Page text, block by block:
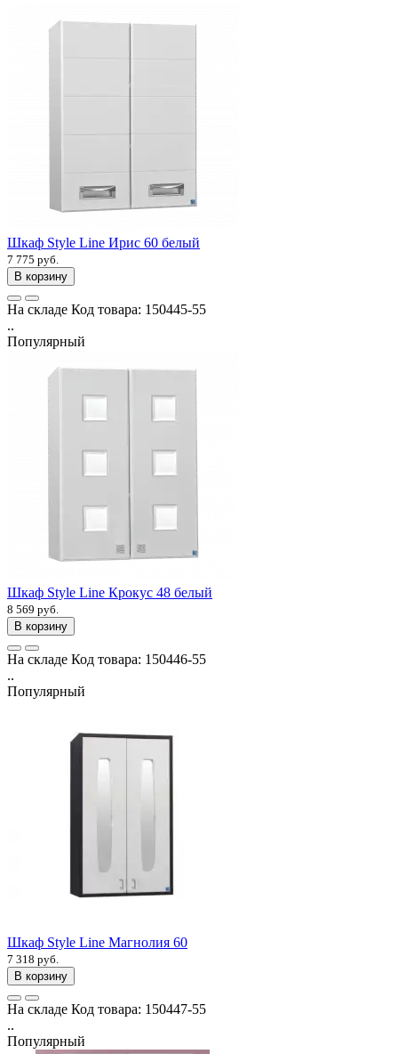
Шкаф Style Line Ирис 60 белый
7 775 руб.
В корзину
На складе Код товара: 150445-55
..
Популярный
Шкаф Style Line Крокус 48 белый
8 569 руб.
В корзину
На складе Код товара: 150446-55
..
Популярный
Шкаф Style Line Магнолия 60
7 318 руб.
В корзину
На складе Код товара: 150447-55
..
Популярный